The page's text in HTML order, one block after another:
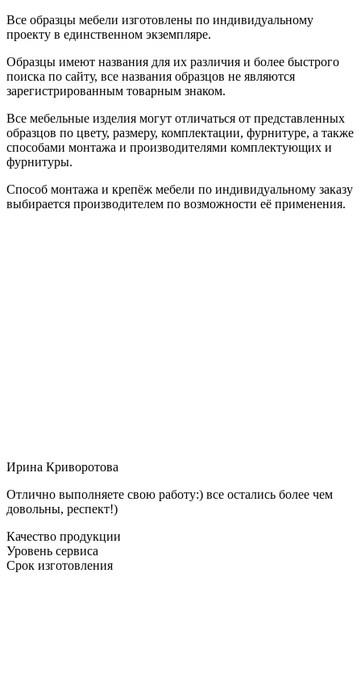
Все образцы мебели изготовлены по индивидуальному
проекту в единственном экземпляре.
Образцы имеют названия для их различия и более быстрого
поиска по сайту, все названия образцов не являются
зарегистрированным товарным знаком.
Все мебельные изделия могут отличаться от представленных
образцов по цвету, размеру, комплектации, фурнитуре, а также
способами монтажа и производителями комплектующих и
фурнитуры.
Способ монтажа и крепёж мебели по индивидуальному заказу
выбирается производителем по возможности её применения.
Ирина Криворотова
Отлично выполняете свою работу:) все остались более чем
довольны, респект!)
Качество продукции
Уровень сервиса
Срок изготовления